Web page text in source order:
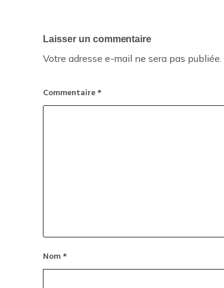
Laisser un commentaire
Votre adresse e-mail ne sera pas publiée.
Commentaire*
Nom*